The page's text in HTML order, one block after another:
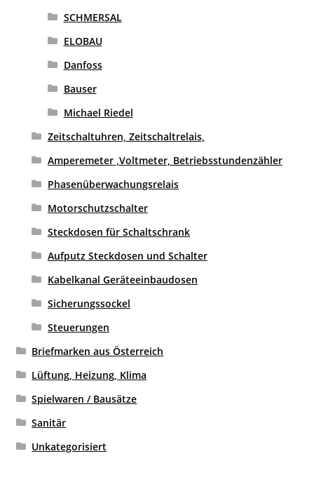
SCHMERSAL
ELOBAU
Danfoss
Bauser
Michael Riedel
Zeitschaltuhren, Zeitschaltrelais,
Amperemeter ,Voltmeter, Betriebsstundenzähler
Phasenüberwachungsrelais
Motorschutzschalter
Steckdosen für Schaltschrank
Aufputz Steckdosen und Schalter
Kabelkanal Geräteeinbaudosen
Sicherungssockel
Steuerungen
Briefmarken aus Österreich
Lüftung, Heizung, Klima
Spielwaren / Bausätze
Sanitär
Unkategorisiert